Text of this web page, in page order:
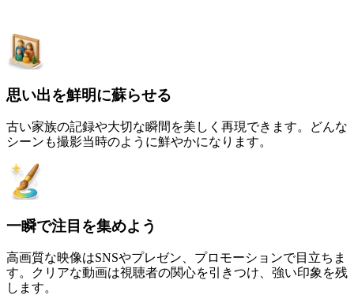
思い出を鮮明に蘇らせる
古い家族の記録や大切な瞬間を美しく再現できます。どんな
シーンも撮影当時のように鮮やかになります。
一瞬で注目を集めよう
高画質な映像はSNSやプレゼン、プロモーションで目立ちま
す。クリアな動画は視聴者の関心を引きつけ、強い印象を残
します。